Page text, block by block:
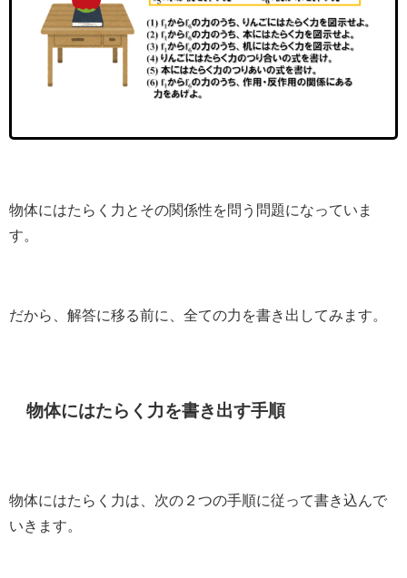
物体にはたらく力とその関係性を問う問題になっていま
す。
だから、解答に移る前に、全ての力を書き出してみます。
物体にはたらく力を書き出す手順
物体にはたらく力は、次の２つの手順に従って書き込んで
いきます。